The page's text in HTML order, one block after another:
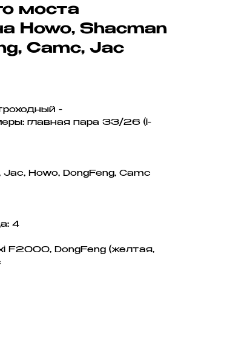
моста
Howo, Shacman
Camc, Jac
-
главная пара 33/26 (i-
Howo, DongFeng, Camc
4
F2000, DongFeng (желтая,